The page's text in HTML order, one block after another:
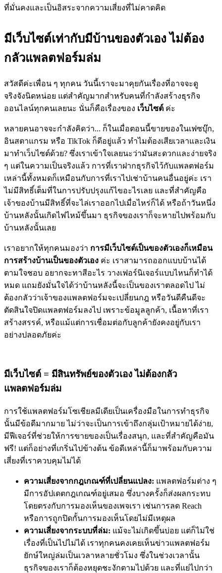
ที่มั่นคงและเป็นอิสระจากความเสี่ยงที่ไม่คาดคิด
มีเว็บไซต์เท่ากับมีบ้านของตัวเอง ไม่ต้อง
กลัวแพลตฟอร์มล่ม
สวัสดีค่ะเพื่อน ๆ ทุกคน วันนี้เราจะมาคุยกันเรื่องที่อาจจะดู
จริงจังนิดหน่อย แต่สำคัญมากสำหรับคนที่กำลังสร้างธุรกิจ
ออนไลน์ทุกคนเลยนะ นั่นก็คือเรื่องของ เว็บไซต์ ค่ะ
หลายคนอาจจะกำลังคิดว่า... ก็ในเมื่อตอนนี้ขายของในเฟซบุ๊ก,
อินสตาแกรม หรือ TikTok ก็ดีอยู่แล้ว ทำไมต้องเสียเวลาและเงิน
มาทำเว็บไซต์ด้วย? ซึ่งเราเข้าใจเลยนะว่ามันสะดวกและง่ายจริง
ๆ แต่ในความเป็นจริงแล้ว การที่เราฝากธุรกิจไว้กับแพลตฟอร์ม
เหล่านี้ทั้งหมดก็เหมือนกับการที่เราไปเช่าบ้านคนอื่นอยู่ค่ะ เรา
ไม่มีสิทธิ์เต็มที่ในการปรับปรุงแก้ไขอะไรเลย และที่สำคัญคือ
เจ้าของบ้านมีสิทธิ์ที่จะไล่เราออกไปเมื่อไหร่ก็ได้ หรือถ้าวันหนึ่ง
บ้านหลังนั้นเกิดไฟไหม้ขึ้นมา ธุรกิจของเราก็จะหายไปพร้อมกับ
บ้านหลังนั้นเลย
เราอยากให้ทุกคนมองว่า การมีเว็บไซต์เป็นของตัวเองก็เหมือน
การสร้างบ้านเป็นของตัวเอง ค่ะ เราสามารถออกแบบบ้านได้
ตามใจชอบ อยากจะทาสีอะไร วางเฟอร์นิเจอร์แบบไหนก็ทำได้
หมด แถมยังมั่นใจได้ว่าบ้านหลังนี้จะเป็นของเราตลอดไป ไม่
ต้องกลัวว่าเจ้าของแพลตฟอร์มจะเปลี่ยนกฎ หรือวันดีคืนดีจะ
ตัดสินใจปิดแพลตฟอร์มลงไป เพราะข้อมูลลูกค้า, เนื้อหาที่เรา
สร้างสรรค์, หรือแม้แต่การเชื่อมต่อกับลูกค้ายังคงอยู่กับเรา
อย่างปลอดภัยค่ะ
มีเว็บไซต์ = มีสินทรัพย์ของตัวเอง ไม่ต้องกลัว
แพลตฟอร์มล่ม
การใช้แพลตฟอร์มโซเชียลมีเดียเป็นเครื่องมือในการทำธุรกิจ
นั้นมีข้อดีมากมาย ไม่ว่าจะเป็นการเข้าถึงกลุ่มเป้าหมายได้ง่าย,
มีฟีเจอร์ที่ช่วยให้การขายของเป็นเรื่องสนุก, และที่สำคัญคือมัน
ฟรี! แต่ก็อย่างที่เกริ่นไปข้างต้น ข้อดีเหล่านี้ก็มาพร้อมกับความ
เสี่ยงที่เราควบคุมไม่ได้
ความเสี่ยงจากกฎเกณฑ์ที่เปลี่ยนแปลง: แพลตฟอร์มต่าง ๆ
มีการอัปเดตกฎเกณฑ์อยู่เสมอ ซึ่งบางครั้งก็ส่งผลกระทบ
โดยตรงกับการมองเห็นของเพจเรา เช่นการลด Reach
หรือการถูกปิดกั้นการมองเห็นโดยไม่มีเหตุผล
ความเสี่ยงจากระบบที่ล่ม: แม้จะไม่เกิดขึ้นบ่อย แต่ก็ไม่ใช่
เรื่องที่เป็นไปไม่ได้ เราทุกคนคงเคยเห็นข่าวแพลตฟอร์ม
ยักษ์ใหญ่ล่มเป็นเวลาหลายชั่วโมง ซึ่งในช่วงเวลานั้น
ธุรกิจของเราก็ต้องหยุดชะงักตามไปด้วย และที่แย่ไปกว่า